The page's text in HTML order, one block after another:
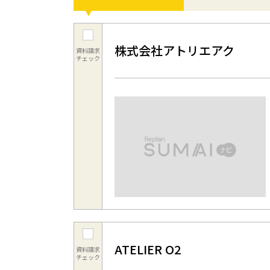
資料請求
チェック
株式会社アトリエアク
資料請求
チェック
ATELIER O2